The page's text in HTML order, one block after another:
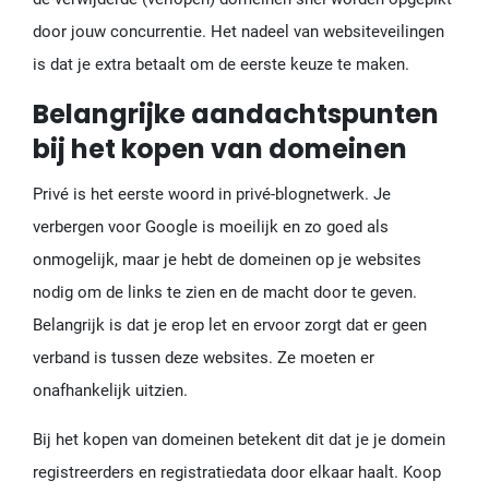
door jouw concurrentie. Het nadeel van websiteveilingen
is dat je extra betaalt om de eerste keuze te maken.
Belangrijke aandachtspunten
bij het kopen van domeinen
Privé is het eerste woord in privé-blognetwerk. Je
verbergen voor Google is moeilijk en zo goed als
onmogelijk, maar je hebt de domeinen op je websites
nodig om de links te zien en de macht door te geven.
Belangrijk is dat je erop let en ervoor zorgt dat er geen
verband is tussen deze websites. Ze moeten er
onafhankelijk uitzien.
Bij het kopen van domeinen betekent dit dat je je domein
registreerders en registratiedata door elkaar haalt. Koop